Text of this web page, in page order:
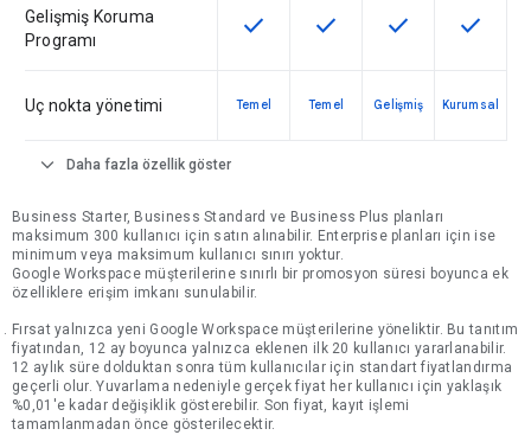
Gelişmiş Koruma
Programı
Bu özellik SKU'da kullanılabilir
check Bu özellik SKU'da
check Bu özellik
check Bu
check
Uç nokta yönetimi Temel Temel Gelişmiş Kurumsal
expand_more Daha fazla özellik göster
Business Starter, Business Standard ve Business Plus planları
maksimum 300 kullanıcı için satın alınabilir. Enterprise planları için ise
minimum veya maksimum kullanıcı sınırı yoktur.
Google Workspace müşterilerine sınırlı bir promosyon süresi boyunca ek
özelliklere erişim imkanı sunulabilir.
Fırsat yalnızca yeni Google Workspace müşterilerine yöneliktir. Bu tanıtım
fiyatından, 12 ay boyunca yalnızca eklenen ilk 20 kullanıcı yararlanabilir.
12 aylık süre dolduktan sonra tüm kullanıcılar için standart fiyatlandırma
geçerli olur. Yuvarlama nedeniyle gerçek fiyat her kullanıcı için yaklaşık
%0,01'e kadar değişiklik gösterebilir. Son fiyat, kayıt işlemi
tamamlanmadan önce gösterilecektir.